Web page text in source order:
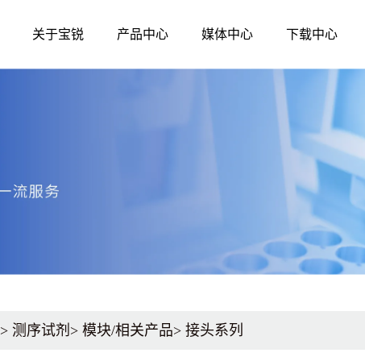
关于宝锐 产品中心
分子生物学
分子酶
qPCR
LAMP-DNA
LAMP-RNA
其他辅助原料、
媒体中心 下载中心
> 测序试剂 > 模块/相关产品> 接头系列